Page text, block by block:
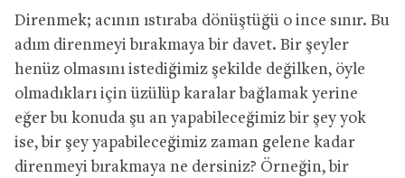
Direnmek; acının ıstıraba dönüştüğü o ince sınır. Bu
adım direnmeyi bırakmaya bir davet. Bir şeyler
henüz olmasını istediğimiz şekilde değilken, öyle
olmadıkları için üzülüp karalar bağlamak yerine
eğer bu konuda şu an yapabileceğimiz bir şey yok
ise, bir şey yapabileceğimiz zaman gelene kadar
direnmeyi bırakmaya ne dersiniz? Örneğin, bir